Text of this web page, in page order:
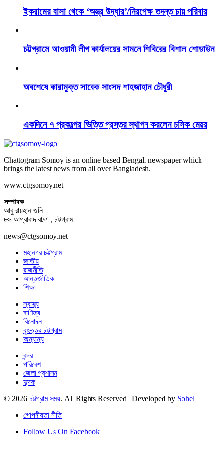
ইকরামের বাসা থেকে ‘অস্ত্র উদ্ধার’/নিরপেক্ষ তদন্ত চায় পরিবার
চট্টগ্রামে আওয়ামী লীগ কার্যালয়ের সামনে শিবিরের বিশাল শোডাউন
অবশেষে কারামুক্ত সাবেক সাংসদ শাহজাহান চৌধুরী
একদিনে ৭ প্রকল্পের ভিত্তি প্রস্তর স্থাপন করলেন চসিক মেয়র
Chattogram Somoy is an online based Bengali newspaper which
brings the latest news from all over Bangladesh.
www.ctgsomoy.net
সম্পাদক
আবু রায়হান জনি
৮৯ আগ্রাবাদ বা/এ , চট্টগ্রাম
news@ctgsomoy.net
মহানগর চট্টগ্রাম
জাতীয়
রাজনীতি
আন্তর্জাতিক
শিক্ষা
স্বাস্থ্য
বাণিজ্য
বিনোদন
বৃহত্তর চট্টগ্রাম
অন্যান্য
বন্দর
পরিবেশ
জেলা প্রশাসন
দুদক
© 2026 চট্টগ্রাম সময়. All Rights Reserved | Developed by Sohel
গোপনীয়তা নীতি
Follow Us On Facebook